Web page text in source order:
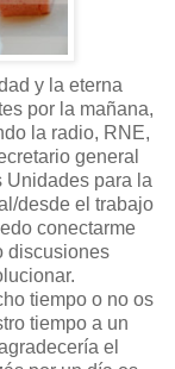
y la eterna
por la mañana,
la radio, RNE,
general
Unidades para la
desde el trabajo
conectarme
discusiones
tiempo o no os
tiempo a un
el